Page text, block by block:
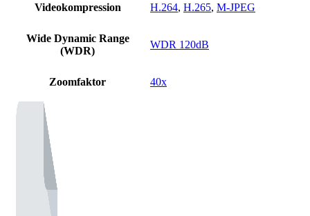
Videokompression H.264, H.265, M-JPEG
Wide Dynamic Range
(WDR)
WDR 120dB
Zoomfaktor 40x